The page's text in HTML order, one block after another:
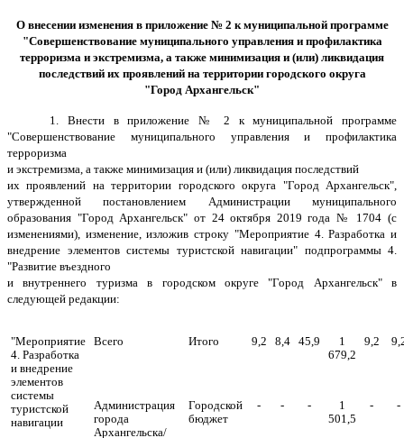
О внесении изменения в приложение № 2 к муниципальной программе
"Совершенствование муниципального управления и профилактика
терроризма и экстремизма, а также минимизация и (или) ликвидация
последствий их проявлений на территории городского округа
"Город Архангельск"
1.
Внести в приложение № 2 к муниципальной программе
"Совершенствование муниципального управления и профилактика
терроризма
и экстремизма, а также минимизация и (или) ликвидация последствий
их проявлений на территории городского округа "Город Архангельск",
утвержденной постановлением Администрации муниципального
образования "Город Архангельск" от 24 октября 2019 года № 1704 (с
изменениями), изменение, изложивстроку "Мероприятие 4. Разработка и
внедрение элементов системы туристской навигации" подпрограммы 4.
"Развитие въездного
и внутреннего туризма в городском округе "Город Архангельск" в
следующей редакции:
"Мероприятие
4. Разработка
и внедрение
элементов
системы
туристской
навигации
Всего Итого 9,2 8,4 45,9
1
679,2
9,2
Администрация
города
Архангельска/
Городской
бюджет
- - -
1
501,5
- -